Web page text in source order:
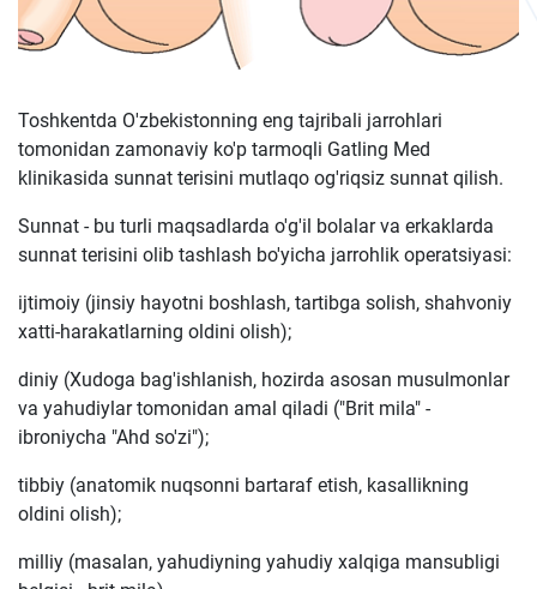
Toshkentda O'zbekistonning eng tajribali jarrohlari
tomonidan zamonaviy ko'p tarmoqli Gatling Med
klinikasida sunnat terisini mutlaqo og'riqsiz sunnat qilish.
Sunnat - bu turli maqsadlarda o'g'il bolalar va erkaklarda
sunnat terisini olib tashlash bo'yicha jarrohlik operatsiyasi:
ijtimoiy (jinsiy hayotni boshlash, tartibga solish, shahvoniy
xatti-harakatlarning oldini olish);
diniy (Xudoga bag'ishlanish, hozirda asosan musulmonlar
va yahudiylar tomonidan amal qiladi ("Brit mila" -
ibroniycha "Ahd so'zi");
tibbiy (anatomik nuqsonni bartaraf etish, kasallikning
oldini olish);
milliy (masalan, yahudiyning yahudiy xalqiga mansubligi